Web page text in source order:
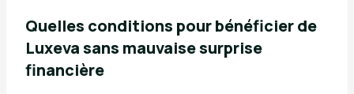
Quelles conditions pour bénéficier de
Luxeva sans mauvaise surprise
financière